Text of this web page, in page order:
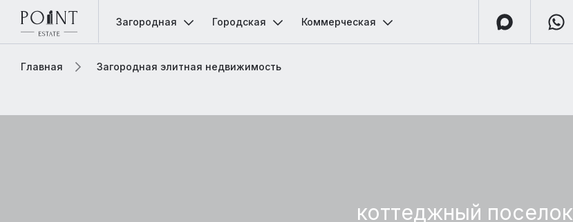
Загородная Городская Коммерческая
Главная Загородная элитная недвижимость
коттеджный поселок